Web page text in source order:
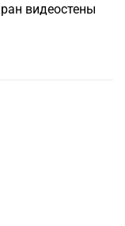
видеостены